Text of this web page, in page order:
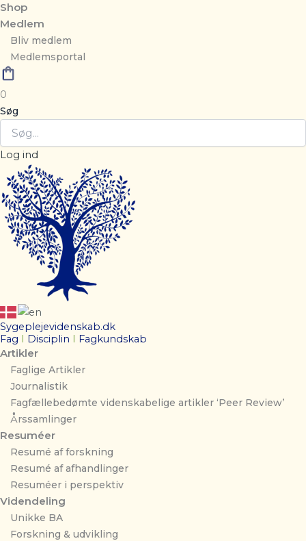
Shop
Medlem
Bliv medlem
Medlemsportal
0
Søg
Log ind
Sygeplejevidenskab.dk
Fag I Disciplin I Fagkundskab
Artikler
Faglige Artikler
Journalistik
Fagfællebedømte videnskabelige artikler ‘Peer Review’
Årssamlinger
Resuméer
Resumé af forskning
Resumé af afhandlinger
Resuméer i perspektiv
Videndeling
Unikke BA
Forskning & udvikling